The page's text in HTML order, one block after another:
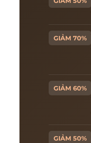
GIẢM 70%
GIẢM 60%
GIẢM 50%